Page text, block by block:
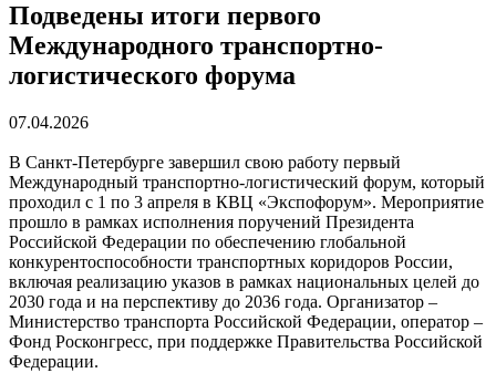
Подведены итоги первого
Международного транспортно-
логистического форума
07.04.2026
В Санкт-Петербурге завершил свою работу первый
Международный транспортно-логистический форум, который
проходил с 1 по 3 апреля в КВЦ «Экспофорум». Мероприятие
прошло в рамках исполнения поручений Президента
Российской Федерации по обеспечению глобальной
конкурентоспособности транспортных коридоров России,
включая реализацию указов в рамках национальных целей до
2030 года и на перспективу до 2036 года. Организатор –
Министерство транспорта Российской Федерации, оператор –
Фонд Росконгресс, при поддержке Правительства Российской
Федерации.